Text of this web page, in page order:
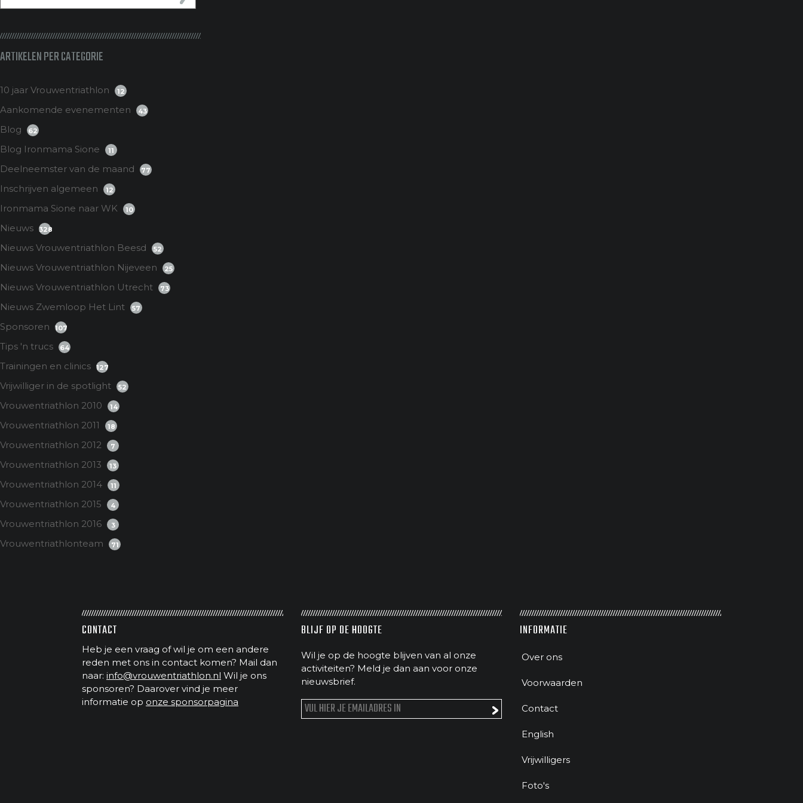
ARTIKELEN PER CATEGORIE
10 jaar Vrouwentriathlon 12
Aankomende evenementen 43
Blog 62
Blog Ironmama Sione 11
Deelneemster van de maand 77
Inschrijven algemeen 12
Ironmama Sione naar WK 10
Nieuws 328
Nieuws Vrouwentriathlon Beesd 52
Nieuws Vrouwentriathlon Nijeveen 25
Nieuws Vrouwentriathlon Utrecht 73
Nieuws Zwemloop Het Lint 57
Sponsoren 107
Tips 'n trucs 64
Trainingen en clinics 127
Vrijwilliger in de spotlight 52
Vrouwentriathlon 2010 14
Vrouwentriathlon 2011 18
Vrouwentriathlon 2012 7
Vrouwentriathlon 2013 13
Vrouwentriathlon 2014 11
Vrouwentriathlon 2015 4
Vrouwentriathlon 2016 3
Vrouwentriathlonteam 71
CONTACT
Heb je een vraag of wil je om een andere
reden met ons in contact komen? Mail dan
naar: info@vrouwentriathlon.nl Wil je ons
sponsoren? Daarover vind je meer
informatie op onze sponsorpagina
BLIJF OP DE HOOGTE
Wil je op de hoogte blijven van al onze
activiteiten? Meld je dan aan voor onze
nieuwsbrief.
INFORMATIE
Over ons
Voorwaarden
Contact
English
Vrijwilligers
Foto's